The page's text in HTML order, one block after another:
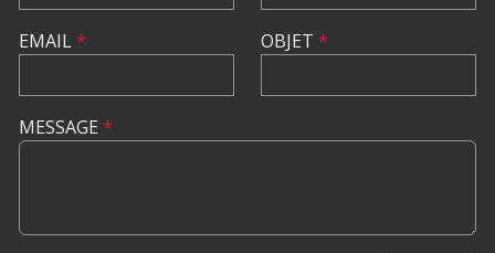
EMAIL* OBJET *
MESSAGE *